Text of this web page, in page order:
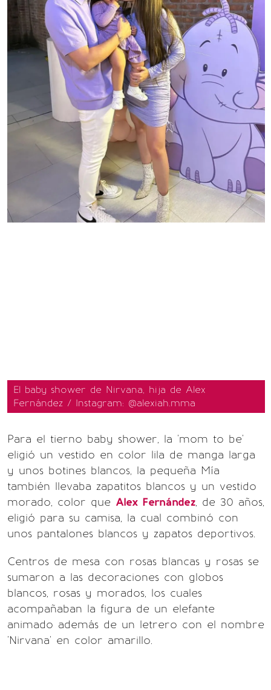
El baby shower de Nirvana, hija de Alex
Fernández / Instagram: @alexiah.mma
Para el tierno baby shower, la 'mom to be'
eligió un vestido en color lila de manga larga
y unos botines blancos, la pequeña Mía
también llevaba zapatitos blancos y un vestido
morado, color que Alex Fernández, de 30 años,
eligió para su camisa, la cual combinó con
unos pantalones blancos y zapatos deportivos.
Centros de mesa con rosas blancas y rosas se
sumaron a las decoraciones con globos
blancos, rosas y morados, los cuales
acompañaban la figura de un elefante
animado además de un letrero con el nombre
'Nirvana' en color amarillo.